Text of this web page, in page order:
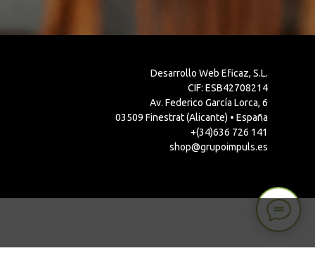
Desarrollo Web Eficaz, S.L.
CIF: ESB42708214
Av. Federico García Lorca, 6
03509 Finestrat (Alicante) • España
+(34)636 726 141
shop@grupoimpuls.es